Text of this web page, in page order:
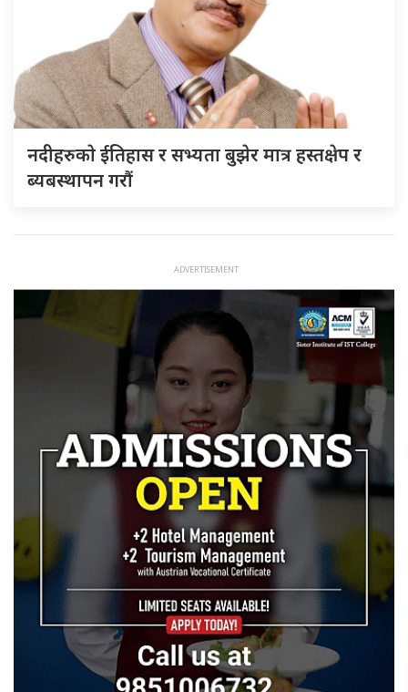
नदीहरुकाे ईतिहास र सभ्यता बुझेर मात्र हस्तक्षेप र
ब्यबस्थापन गराैं